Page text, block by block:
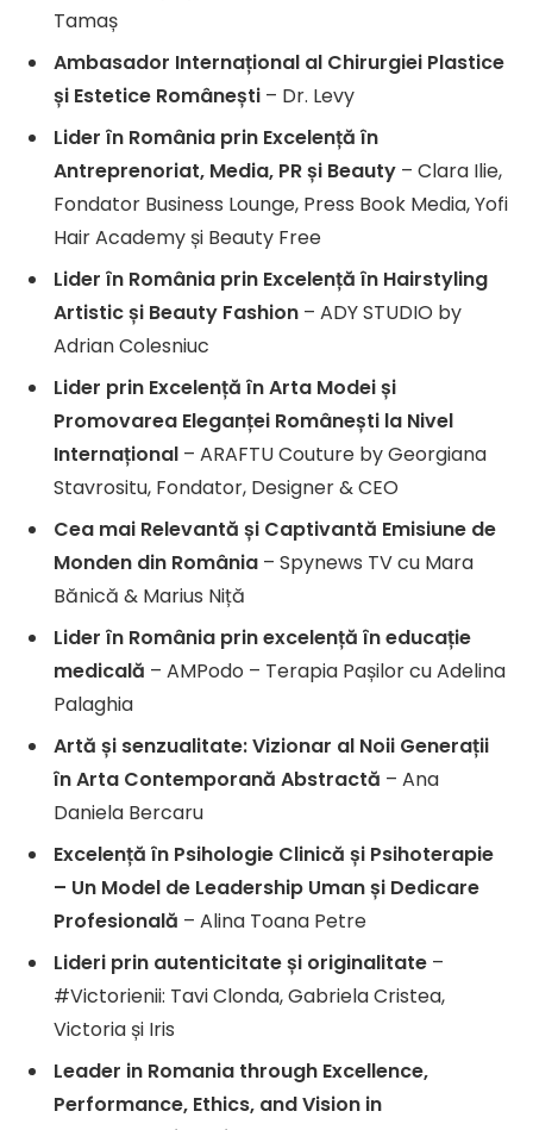
Tamaș
Ambasador Internațional al Chirurgiei Plastice
și Estetice Românești – Dr. Levy
Lider în România prin Excelență în
Antreprenoriat, Media, PR și Beauty – Clara Ilie,
Fondator Business Lounge, Press Book Media, Yofi
Hair Academy și Beauty Free
Lider în România prin Excelență în Hairstyling
Artistic și Beauty Fashion – ADY STUDIO by
Adrian Colesniuc
Lider prin Excelență în Arta Modei și
Promovarea Eleganței Românești la Nivel
Internațional – ARAFTU Couture by Georgiana
Stavrositu, Fondator, Designer & CEO
Cea mai Relevantă și Captivantă Emisiune de
Monden din România – Spynews TV cu Mara
Bănică & Marius Niță
Lider în România prin excelență în educație
medicală – AMPodo – Terapia Pașilor cu Adelina
Palaghia
Artă și senzualitate: Vizionar al Noii Generații
în Arta Contemporană Abstractă – Ana
Daniela Bercaru
Excelență în Psihologie Clinică și Psihoterapie
– Un Model de Leadership Uman și Dedicare
Profesională – Alina Toana Petre
Lideri prin autenticitate și originalitate –
#Victorienii: Tavi Clonda, Gabriela Cristea,
Victoria și Iris
Leader in Romania through Excellence,
Performance, Ethics, and Vision in